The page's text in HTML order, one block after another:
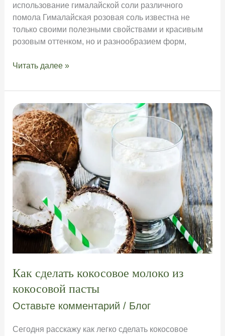
использование гималайской соли различного
помола Гималайская розовая соль известна не
только своими полезными свойствами и красивым
розовым оттенком, но и разнообразием форм,
Чем
крупная
гималайская
соль
от
мелкой
Читать далее »
Как сделать кокосовое молоко из
кокосовой пасты
Оставьте комментарий / Блог
Сегодня расскажу как легко сделать кокосовое